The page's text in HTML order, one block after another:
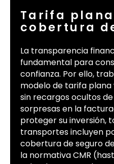
Tarifa
cobertura
La transparencia
fundamental para
confianza. Por ello,
modelo de tarifa
sin recargos ocultos
sorpresas en la
proteger su inversión,
transportes incluyen
cobertura de seguro
la normativa CMR